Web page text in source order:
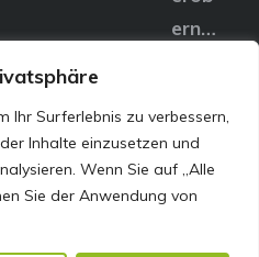
Ihr Surferlebnis zu verbessern,
Inhalte einzusetzen und
Wenn Sie auf „Alle
Sie der Anwendung von
ern…